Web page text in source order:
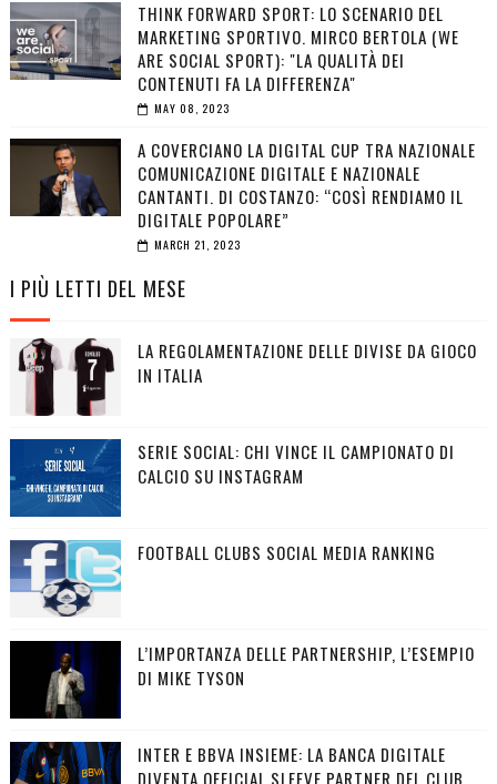
THINK FORWARD SPORT: LO SCENARIO DEL
MARKETING SPORTIVO. MIRCO BERTOLA (WE
ARE SOCIAL SPORT): "LA QUALITÀ DEI
CONTENUTI FA LA DIFFERENZA"
MAY 08, 2023
A COVERCIANO LA DIGITAL CUP TRA NAZIONALE
COMUNICAZIONE DIGITALE E NAZIONALE
CANTANTI. DI COSTANZO: “COSÌ RENDIAMO IL
DIGITALE POPOLARE”
MARCH 21, 2023
I PIÙ LETTI DEL MESE
LA REGOLAMENTAZIONE DELLE DIVISE DA GIOCO
IN ITALIA
SERIE SOCIAL: CHI VINCE IL CAMPIONATO DI
CALCIO SU INSTAGRAM
FOOTBALL CLUBS SOCIAL MEDIA RANKING
L’IMPORTANZA DELLE PARTNERSHIP, L’ESEMPIO
DI MIKE TYSON
INTER E BBVA INSIEME: LA BANCA DIGITALE
DIVENTA OFFICIAL SLEEVE PARTNER DEL CLUB